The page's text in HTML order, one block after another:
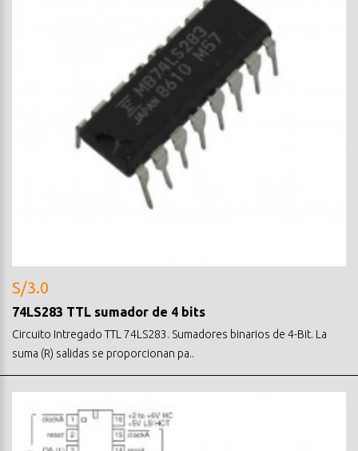
S/3.0
74LS283 TTL sumador de 4 bits
Circuito Intregado TTL 74LS283. Sumadores binarios de 4-Bit. La
suma (R) salidas se proporcionan pa..